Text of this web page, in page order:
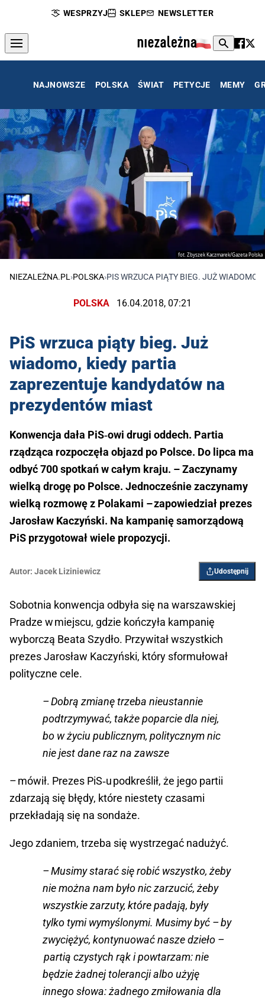
WESPRZYJ SKLEP NEWSLETTER
NAJNOWSZE POLSKA ŚWIAT PETYCJE MEMY
fot. Zbyszek Kaczmarek/Gazeta Polska
NIEZALEŻNA.PL ›POLSKA›PIS WRZUCA PIĄTY BIEG. JUŻ WIADOMO,
POLSKA 16.04.2018, 07:21
PiS wrzuca piąty bieg. Już
wiadomo, kiedy partia
zaprezentuje kandydatów na
prezydentów miast
Konwencja dała PiS‑owi drugi oddech. Partia
rządząca rozpoczęła objazd po Polsce. Do lipca ma
odbyć 700 spotkań w całym kraju. – Zaczynamy
wielką drogę po Polsce. Jednocześnie zaczynamy
wielką rozmowę z Polakami – zapowiedział prezes
Jarosław Kaczyński. Na kampanię samorządową
PiS przygotował wiele propozycji.
Autor: Jacek Liziniewicz Udostępnij
Sobotnia konwencja odbyła się na warszawskiej
Pradze w miejscu, gdzie kończyła kampanię
wyborczą Beata Szydło. Przywitał wszystkich
prezes Jarosław Kaczyński, który sformułował
polityczne cele.
– Dobrą zmianę trzeba nieustannie
podtrzymywać, także poparcie dla niej,
bo w życiu publicznym, politycznym nic
nie jest dane raz na zawsze
– mówił. Prezes PiS‑u podkreślił, że jego partii
zdarzają się błędy, które niestety czasami
przekładają się na sondaże.
Jego zdaniem, trzeba się wystrzegać nadużyć.
– Musimy starać się robić wszystko, żeby
nie można nam było nic zarzucić, żeby
wszystkie zarzuty, które padają, były
tylko tymi wymyślonymi. Musimy być – by
zwyciężyć, kontynuować nasze dzieło –
partią czystych rąk i powtarzam: nie
będzie żadnej tolerancji albo użyję
innego słowa: żadnego zmiłowania dla